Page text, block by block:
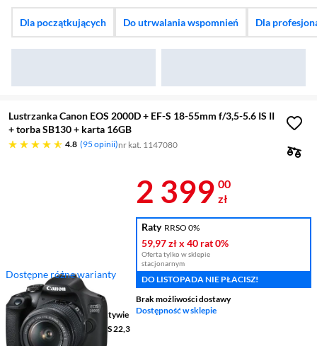
Dla początkujących Do utrwalania wspomnień Dla
Lustrzanka Canon EOS 2000D + EF-S 18-55mm f/3,5-5.6 IS II
+ torba SB130 + karta 16GB
4.8
4.8 gwiazdek 95 opinii nr kat. 1147080
Dostępne różne warianty
Rozdzielczość 24,1 Mpix
Wielkość matrycy APS-C
Stabilizacja obrazu w obiektywie
Rodzaj przetwornika
CMOS 22,3
x 14,9 mm
Cena 2 399
2 399 00
zł
Raty RRSO 0%
59,97 złx 40 rat0%
Oferta tylko w sklepie
stacjonarnym
DO LISTOPADA NIE PŁACISZ!
Brak możliwości dostawy
Dostępność w sklepie